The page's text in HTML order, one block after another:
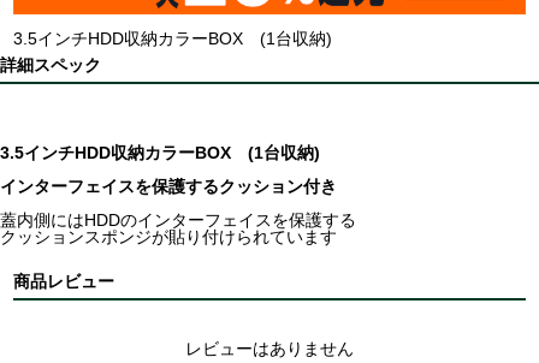
3.5インチHDD収納カラーBOX (1台収納)
詳細スペック
3.5インチHDD収納カラーBOX (1台収納)
インターフェイスを保護するクッション付き
蓋内側にはHDDのインターフェイスを保護する
クッションスポンジが貼り付けられています
商品レビュー
レビューはありません